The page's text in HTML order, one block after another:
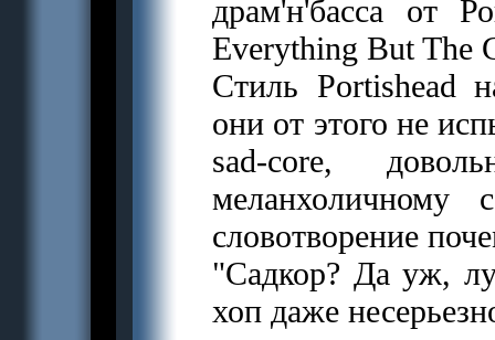
драм'н'басса от
Everything But The
Стиль Portishead
они от этого не
sad-core,
словотворение
"Садкор? Да уж,
хоп даже